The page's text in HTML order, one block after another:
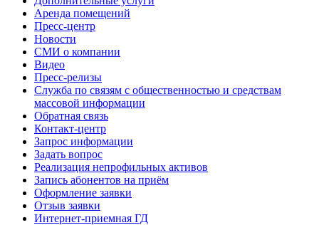
Аренда помещений
Пресс-центр
Новости
СМИ о компании
Видео
Пресс-релизы
Служба по связям с общественностью и средствам
массовой информации
Обратная связь
Контакт-центр
Запрос информации
Задать вопрос
Реализация непрофильных активов
Запись абонентов на приём
Оформление заявки
Отзыв заявки
Интернет-приемная ГД